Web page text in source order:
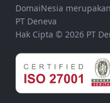
DomaiNesia
PT Deneva
Hak Cipta © 2026 PT